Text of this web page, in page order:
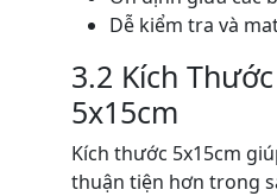
Dễ kiểm tra và
3.2 Kích
5x15cm
Kích thước 5x15cm
thuận tiện hơn trong